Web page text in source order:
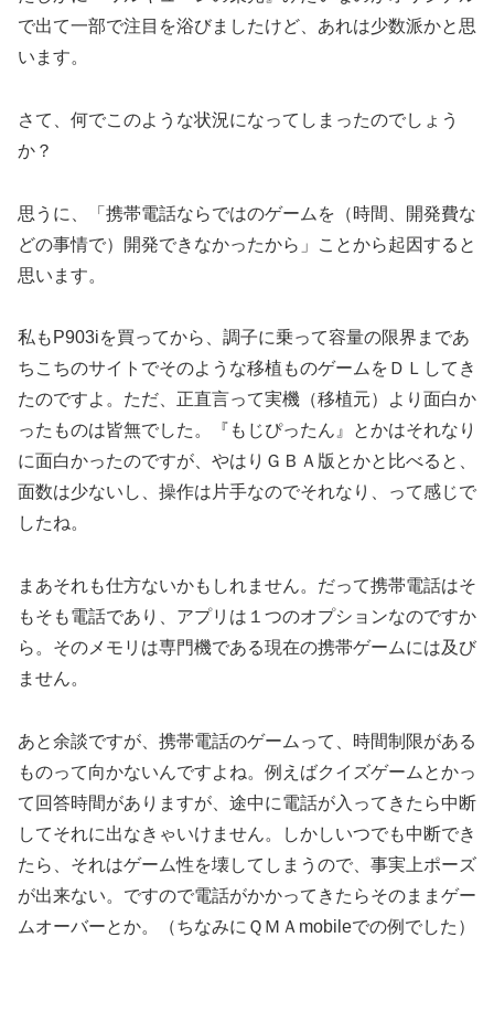
で出て一部で注目を浴びましたけど、あれは少数派かと思
います。
さて、何でこのような状況になってしまったのでしょう
か？
思うに、「携帯電話ならではのゲームを（時間、開発費な
どの事情で）開発できなかったから」ことから起因すると
思います。
私もP903iを買ってから、調子に乗って容量の限界まであ
ちこちのサイトでそのような移植ものゲームをＤＬしてき
たのですよ。ただ、正直言って実機（移植元）より面白か
ったものは皆無でした。『もじぴったん』とかはそれなり
に面白かったのですが、やはりＧＢＡ版とかと比べると、
面数は少ないし、操作は片手なのでそれなり、って感じで
したね。
まあそれも仕方ないかもしれません。だって携帯電話はそ
もそも電話であり、アプリは１つのオプションなのですか
ら。そのメモリは専門機である現在の携帯ゲームには及び
ません。
あと余談ですが、携帯電話のゲームって、時間制限がある
ものって向かないんですよね。例えばクイズゲームとかっ
て回答時間がありますが、途中に電話が入ってきたら中断
してそれに出なきゃいけません。しかしいつでも中断でき
たら、それはゲーム性を壊してしまうので、事実上ポーズ
が出来ない。ですので電話がかかってきたらそのままゲー
ムオーバーとか。（ちなみにＱＭＡmobileでの例でした）